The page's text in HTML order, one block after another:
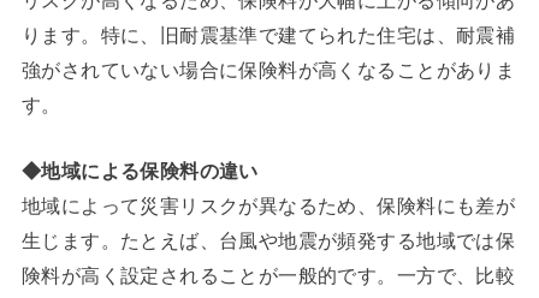
ります。特に、旧耐震基準で建てられた住宅は、耐震補
強がされていない場合に保険料が高くなることがありま
す。
◆地域による保険料の違い
地域によって災害リスクが異なるため、保険料にも差が
生じます。たとえば、台風や地震が頻発する地域では保
険料が高く設定されることが一般的です。一方で、比較